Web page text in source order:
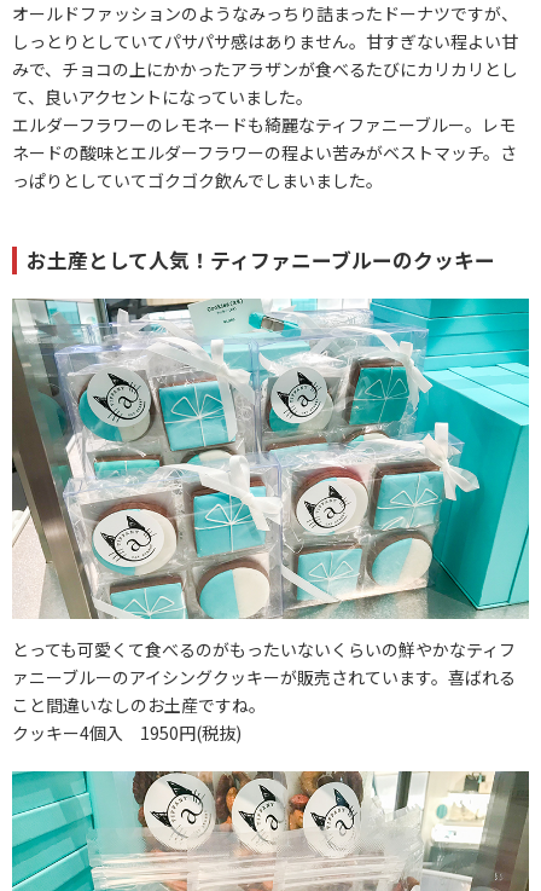
オールドファッションのようなみっちり詰まったドーナツですが、
しっとりとしていてパサパサ感はありません。甘すぎない程よい甘
みで、チョコの上にかかったアラザンが食べるたびにカリカリとし
て、良いアクセントになっていました。
エルダーフラワーのレモネードも綺麗なティファニーブルー。レモ
ネードの酸味とエルダーフラワーの程よい苦みがベストマッチ。さ
っぱりとしていてゴクゴク飲んでしまいました。
お土産として人気！ティファニーブルーのクッキー
とっても可愛くて食べるのがもったいないくらいの鮮やかなティフ
ァニーブルーのアイシングクッキーが販売されています。喜ばれる
こと間違いなしのお土産ですね。
クッキー4個入 1950円(税抜)